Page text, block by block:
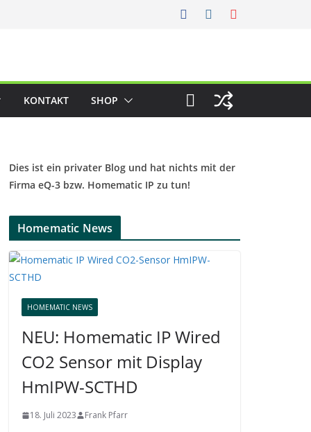
KONTAKT SHOP
Dies ist ein privater Blog und hat nichts mit der
Firma eQ-3 bzw. Homematic IP zu tun!
Homematic News
HOMEMATIC NEWS
NEU: Homematic IP Wired
CO2 Sensor mit Display
HmIPW-SCTHD
18. Juli 2023 Frank Pfarr